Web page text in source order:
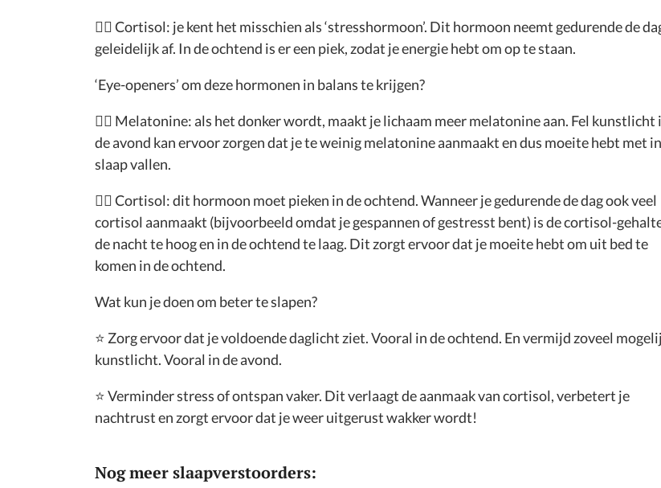
👉🏻 Cortisol: je kent het misschien als ‘stresshormoon’. Dit hormoon neemt gedurende de
geleidelijk af. In de ochtend is er een piek, zodat je energie hebt om op te staan.
‘Eye-openers’ om deze hormonen in balans te krijgen?
👉🏻 Melatonine: als het donker wordt, maakt je lichaam meer melatonine aan. Fel kunstlicht
de avond kan ervoor zorgen dat je te weinig melatonine aanmaakt en dus moeite hebt met in
slaap vallen.
👉🏻 Cortisol: dit hormoon moet pieken in de ochtend. Wanneer je gedurende de dag ook veel
cortisol aanmaakt (bijvoorbeeld omdat je gespannen of gestresst bent) is de cortisol-
de nacht te hoog en in de ochtend te laag. Dit zorgt ervoor dat je moeite hebt om uit bed te
komen in de ochtend.
Wat kun je doen om beter te slapen?
⭐️ Zorg ervoor dat je voldoende daglicht ziet. Vooral in de ochtend. En vermijd zoveel
kunstlicht. Vooral in de avond.
⭐️ Verminder stress of ontspan vaker. Dit verlaagt de aanmaak van cortisol, verbetert je
nachtrust en zorgt ervoor dat je weer uitgerust wakker wordt!
Nog meer slaapverstoorders: